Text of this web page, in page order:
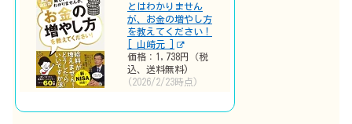
とはわかりません
が、お金の増やし方
を教えてください！
[ 山崎元 ]
価格：1,738円（税
込、送料無料)
(2026/2/23時点)